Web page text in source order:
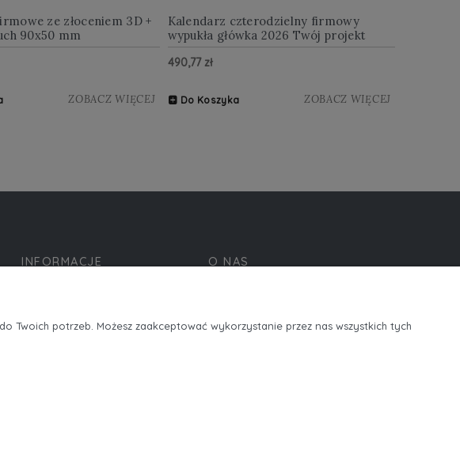
ze złoceniem 3D +
90x50 mm
ZOBACZ WIĘCEJ
Kalendarz czterodzielny firmowy
wypukła główka 2026 Twój projekt
490,77 zł
Do Koszyka ZOBACZ WIĘCEJ
INFORMACJE O NAS
O firmie
potrzeb. Możesz zaakceptować wykorzystanie przez nas wszystkich tych